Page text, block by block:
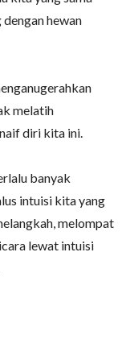
hewan
melatih
diri kita ini.
banyak
intuisi kita yang
melompat
lewat intuisi